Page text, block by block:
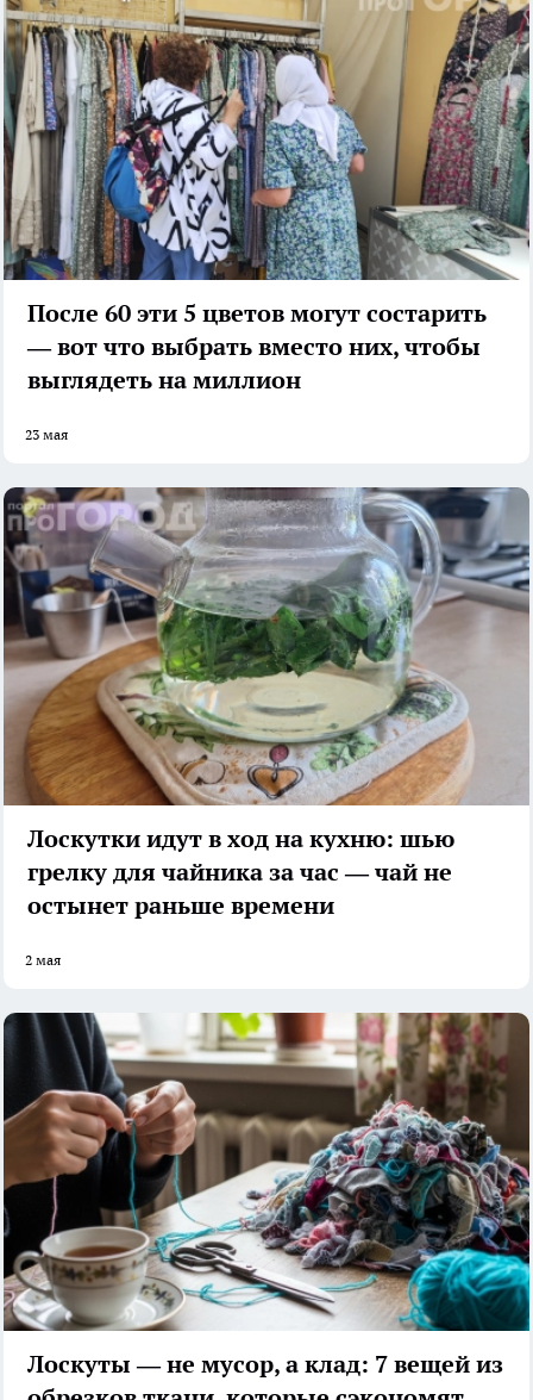
После 60 эти 5 цветов могут состарить
— вот что выбрать вместо них, чтобы
выглядеть на миллион
23 мая
Лоскутки идут в ход на кухню: шью
грелку для чайника за час — чай не
остынет раньше времени
2 мая
Лоскуты — не мусор, а клад: 7 вещей из